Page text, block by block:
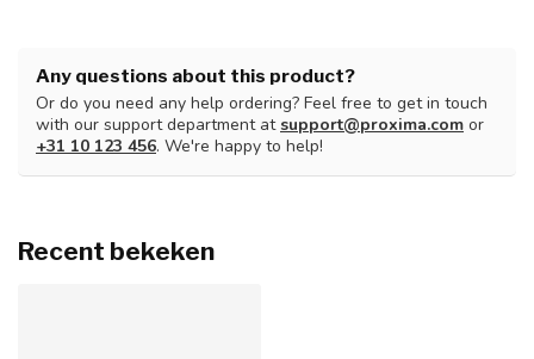
Any questions about this product?
Or do you need any help ordering? Feel free to get in touch
with our support department atsupport@proxima.com or
+31 10 123 456. We're happy to help!
Recent bekeken